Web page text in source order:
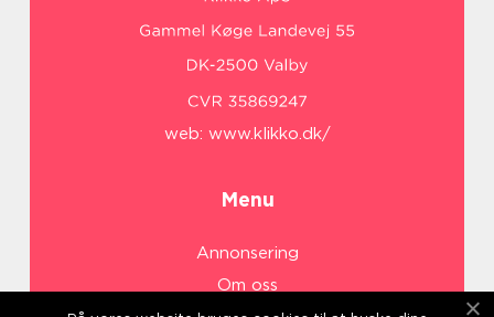
web: www.klikko.dk/
Menu
Annonsering
Om oss